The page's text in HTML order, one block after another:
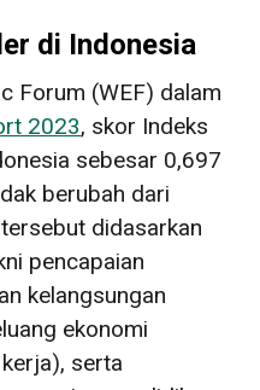
di Indonesia
Forum (WEF) dalam
2023, skor Indeks
sebesar 0,697
berubah dari
didasarkan
pencapaian
kelangsungan
ekonomi
serta